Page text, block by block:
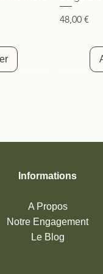
Prix
48,00 €
cm –
Vase
Ø8×16
–
Verre
– Little
Bocal
Informations
A Propos
Notre Engagement
Le Blog